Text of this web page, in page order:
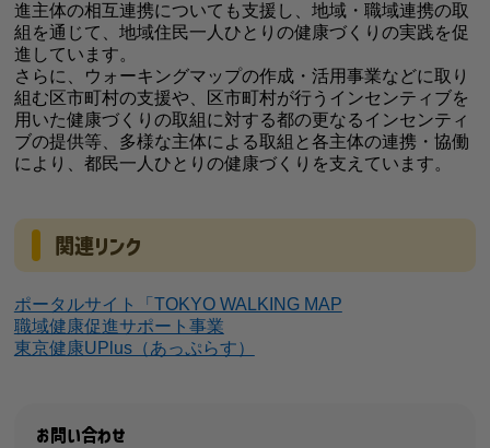
進主体の相互連携についても支援し、地域・職域連携の取
組を通じて、地域住民一人ひとりの健康づくりの実践を促
進しています。
さらに、ウォーキングマップの作成・活用事業などに取り
組む区市町村の支援や、区市町村が行うインセンティブを
用いた健康づくりの取組に対する都の更なるインセンティ
ブの提供等、多様な主体による取組と各主体の連携・協働
により、都民一人ひとりの健康づくりを支えています。
関連リンク
ポータルサイト「TOKYO WALKING MAP
職域健康促進サポート事業
東京健康UPlus（あっぷらす）
お問い合わせ